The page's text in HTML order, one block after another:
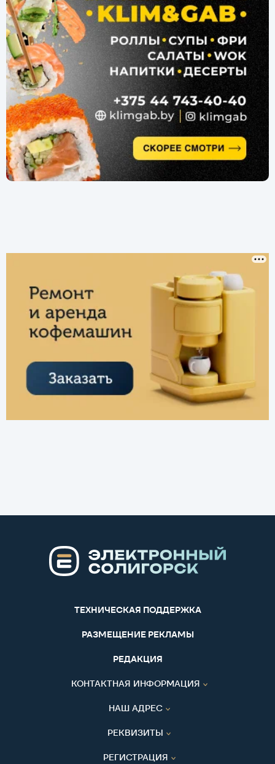
ТЕХНИЧЕСКАЯ ПОДДЕРЖКА
РАЗМЕЩЕНИЕ РЕКЛАМЫ
РЕДАКЦИЯ
КОНТАКТНАЯ ИНФОРМАЦИЯ
НАШ АДРЕС
РЕКВИЗИТЫ
РЕГИСТРАЦИЯ